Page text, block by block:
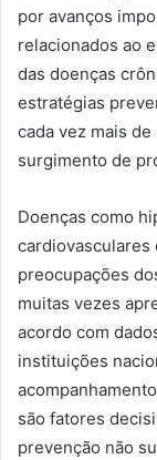
por avanços
relacionados ao
das doenças
estratégias
cada vez mais
surgimento de
Doenças como
cardiovasculares
preocupações
muitas vezes
acordo com
instituições
são fatores
prevenção não